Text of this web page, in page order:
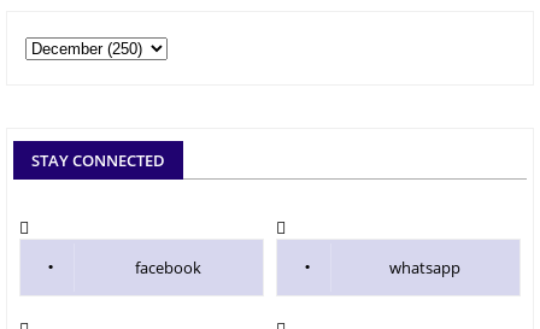
STAY CONNECTED
facebook whatsapp